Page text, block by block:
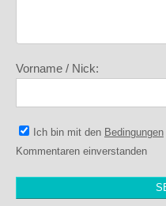
Vorname / Nick:
Ich bin mit den Bedingungen
Kommentaren einverstanden